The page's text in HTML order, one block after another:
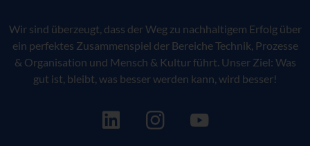
Wir sind überzeugt, dass der Weg zu nachhaltigem Erfolg über
ein perfektes Zusammenspiel der Bereiche Technik, Prozesse
& Organisation und Mensch & Kultur führt. Unser Ziel: Was
gut ist, bleibt, was besser werden kann, wird besser!